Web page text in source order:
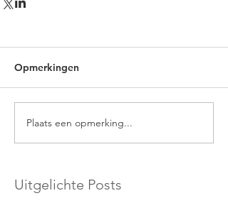
Opmerkingen
Plaats een opmerking...
Uitgelichte Posts